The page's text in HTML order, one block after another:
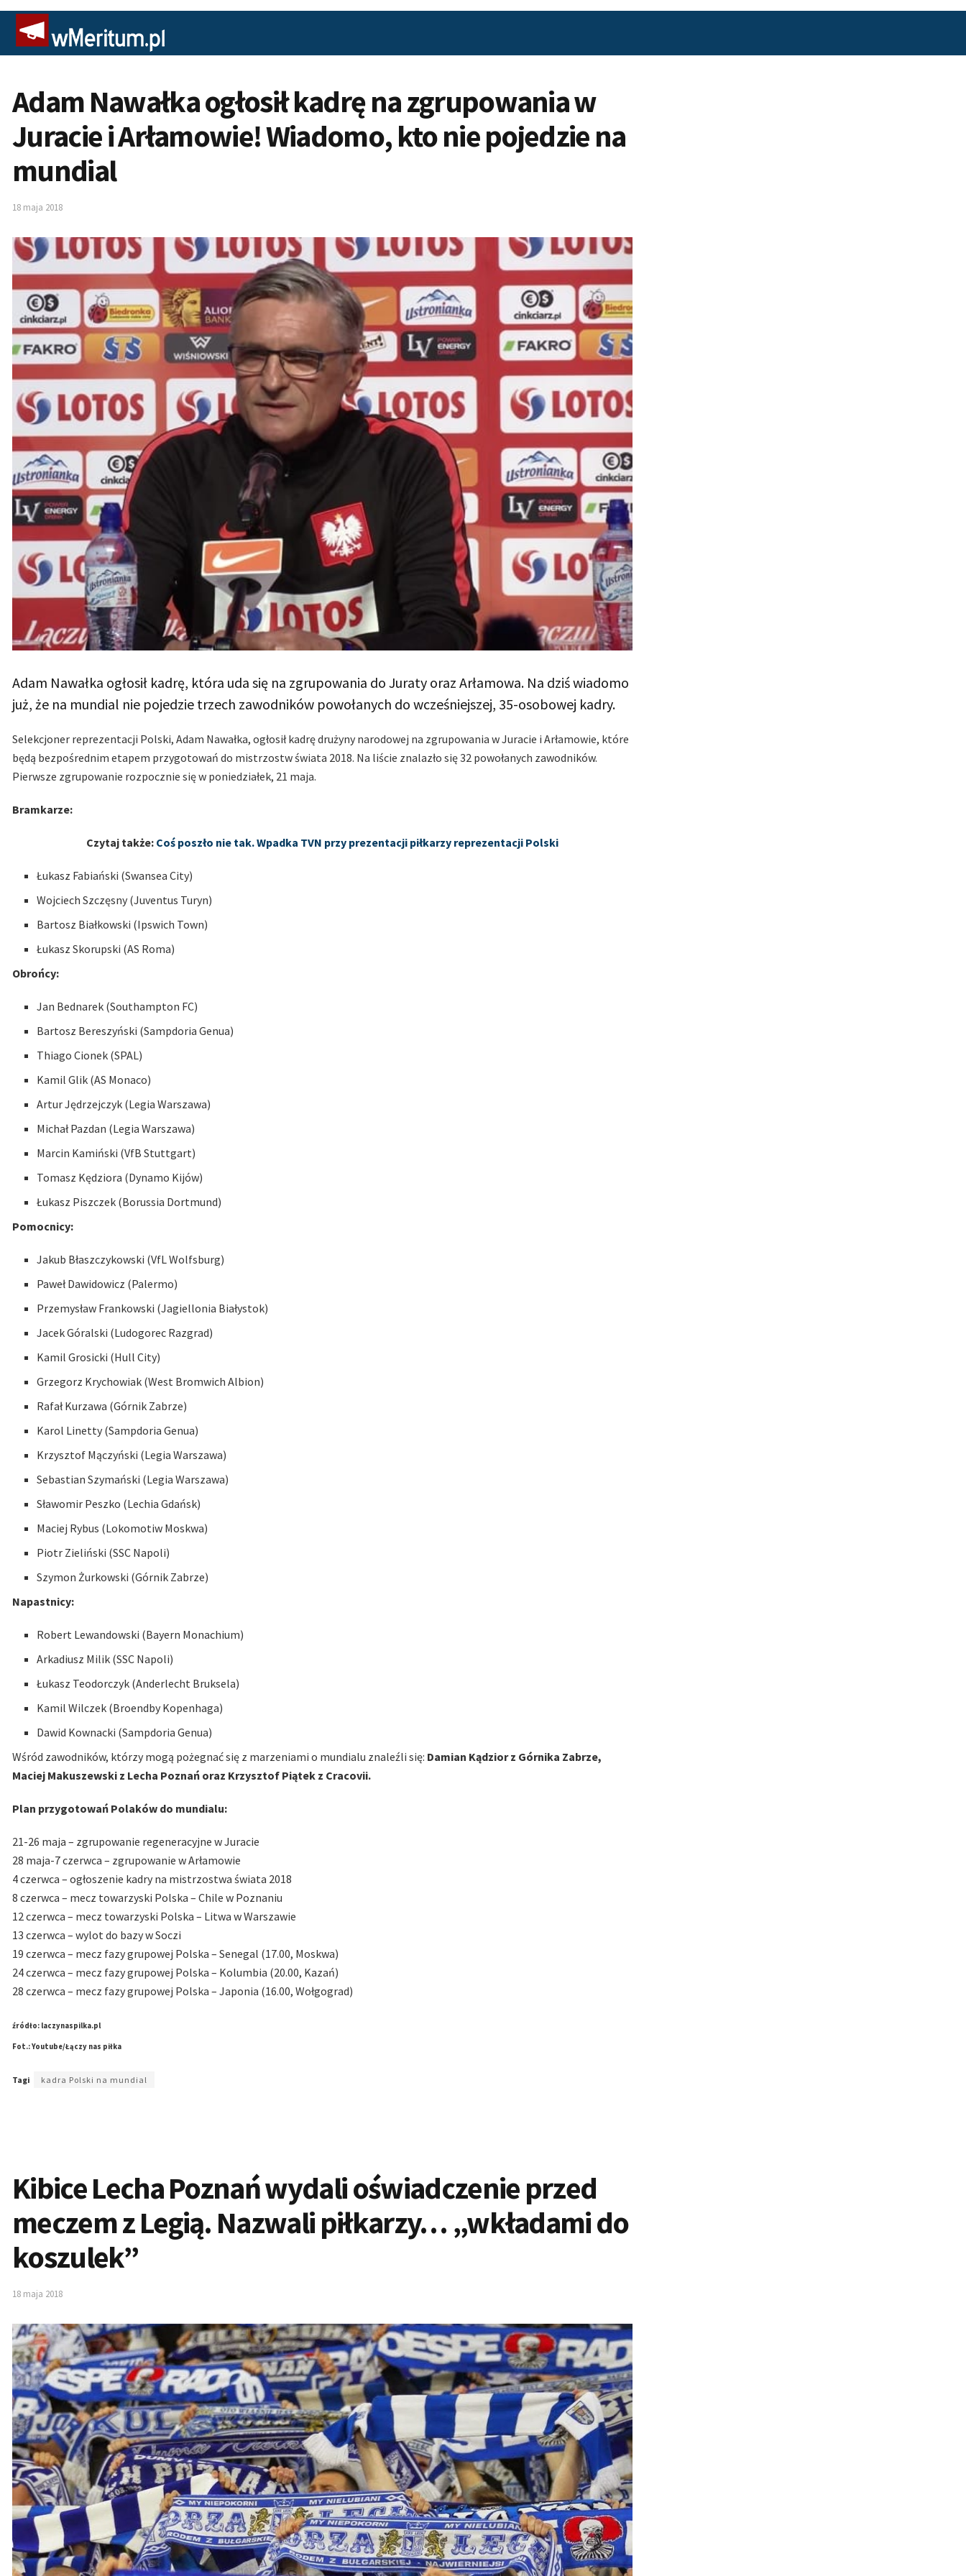
Adam Nawałka ogłosił kadrę na zgrupowania w
Juracie i Arłamowie! Wiadomo, kto nie pojedzie na
mundial
18 maja 2018
Adam Nawałka ogłosił kadrę, która uda się na zgrupowania do Juraty oraz Arłamowa. Na dziś wiadomo
już, że na mundial nie pojedzie trzech zawodników powołanych do wcześniejszej, 35-osobowej kadry.
Selekcjoner reprezentacji Polski, Adam Nawałka, ogłosił kadrę drużyny narodowej na zgrupowania w Juracie i Arłamowie, które
będą bezpośrednim etapem przygotowań do mistrzostw świata 2018. Na liście znalazło się 32 powołanych zawodników.
Pierwsze zgrupowanie rozpocznie się w poniedziałek, 21 maja.
Bramkarze:
Czytaj także: Coś poszło nie tak. Wpadka TVN przy prezentacji piłkarzy reprezentacji Polski
Łukasz Fabiański (Swansea City)
Wojciech Szczęsny (Juventus Turyn)
Bartosz Białkowski (Ipswich Town)
Łukasz Skorupski (AS Roma)
Obrońcy:
Jan Bednarek (Southampton FC)
Bartosz Bereszyński (Sampdoria Genua)
Thiago Cionek (SPAL)
Kamil Glik (AS Monaco)
Artur Jędrzejczyk (Legia Warszawa)
Michał Pazdan (Legia Warszawa)
Marcin Kamiński (VfB Stuttgart)
Tomasz Kędziora (Dynamo Kijów)
Łukasz Piszczek (Borussia Dortmund)
Pomocnicy:
Jakub Błaszczykowski (VfL Wolfsburg)
Paweł Dawidowicz (Palermo)
Przemysław Frankowski (Jagiellonia Białystok)
Jacek Góralski (Ludogorec Razgrad)
Kamil Grosicki (Hull City)
Grzegorz Krychowiak (West Bromwich Albion)
Rafał Kurzawa (Górnik Zabrze)
Karol Linetty (Sampdoria Genua)
Krzysztof Mączyński (Legia Warszawa)
Sebastian Szymański (Legia Warszawa)
Sławomir Peszko (Lechia Gdańsk)
Maciej Rybus (Lokomotiw Moskwa)
Piotr Zieliński (SSC Napoli)
Szymon Żurkowski (Górnik Zabrze)
Napastnicy:
Robert Lewandowski (Bayern Monachium)
Arkadiusz Milik (SSC Napoli)
Łukasz Teodorczyk (Anderlecht Bruksela)
Kamil Wilczek (Broendby Kopenhaga)
Dawid Kownacki (Sampdoria Genua)
Wśród zawodników, którzy mogą pożegnać się z marzeniami o mundialu znaleźli się: Damian Kądzior z Górnika Zabrze,
Maciej Makuszewski z Lecha Poznań oraz Krzysztof Piątek z Cracovii.
Plan przygotowań Polaków do mundialu:
21-26 maja – zgrupowanie regeneracyjne w Juracie
28 maja-7 czerwca – zgrupowanie w Arłamowie
4 czerwca – ogłoszenie kadry na mistrzostwa świata 2018
8 czerwca – mecz towarzyski Polska – Chile w Poznaniu
12 czerwca – mecz towarzyski Polska – Litwa w Warszawie
13 czerwca – wylot do bazy w Soczi
19 czerwca – mecz fazy grupowej Polska – Senegal (17.00, Moskwa)
24 czerwca – mecz fazy grupowej Polska – Kolumbia (20.00, Kazań)
28 czerwca – mecz fazy grupowej Polska – Japonia (16.00, Wołgograd)
źródło: laczynaspilka.pl
Fot.: Youtube/Łączy nas piłka
Tagi kadra Polski na mundial
Kibice Lecha Poznań wydali oświadczenie przed
meczem z Legią. Nazwali piłkarzy… „wkładami do
koszulek”
18 maja 2018